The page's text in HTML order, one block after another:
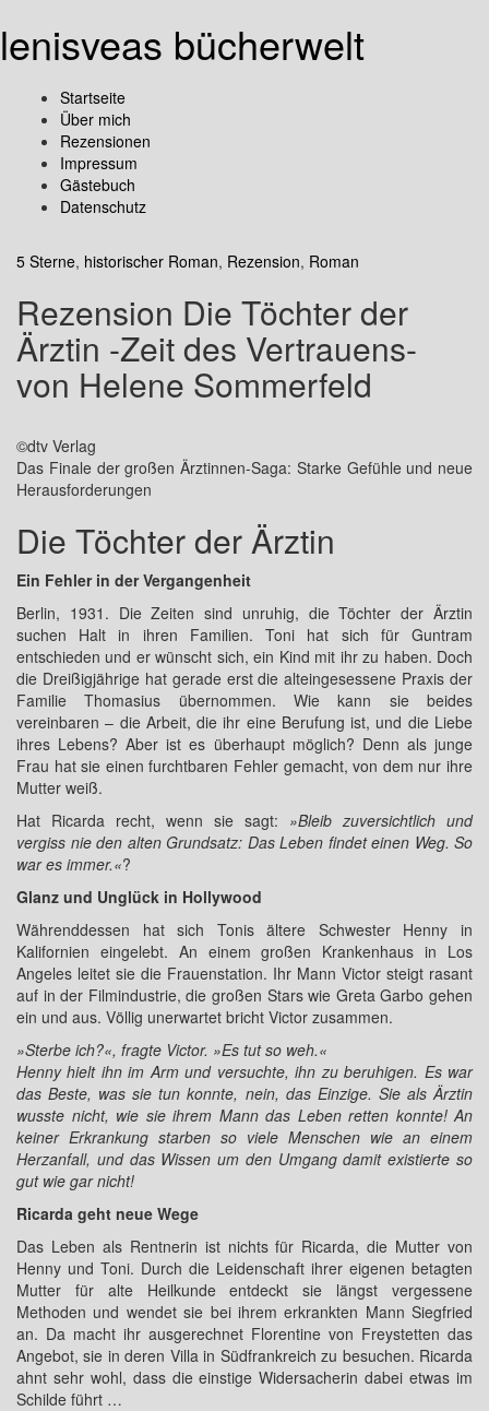
lenisveas bücherwelt
Startseite
Über mich
Rezensionen
Impressum
Gästebuch
Datenschutz
5 Sterne, historischer Roman, Rezension, Roman
Rezension Die Töchter der
Ärztin -Zeit des Vertrauens-
von Helene Sommerfeld
©dtv Verlag
Das Finale der großen Ärztinnen-Saga: Starke Gefühle und neue
Herausforderungen
Die Töchter der Ärztin
Ein Fehler in der Vergangenheit
Berlin, 1931. Die Zeiten sind unruhig, die Töchter der Ärztin
suchen Halt in ihren Familien. Toni hat sich für Guntram
entschieden und er wünscht sich, ein Kind mit ihr zu haben. Doch
die Dreißigjährige hat gerade erst die alteingesessene Praxis der
Familie Thomasius übernommen. Wie kann sie beides
vereinbaren – die Arbeit, die ihr eine Berufung ist, und die Liebe
ihres Lebens? Aber ist es überhaupt möglich? Denn als junge
Frau hat sie einen furchtbaren Fehler gemacht, von dem nur ihre
Mutter weiß.
Hat Ricarda recht, wenn sie sagt: »Bleib zuversichtlich und
vergiss nie den alten Grundsatz: Das Leben findet einen Weg. So
war es immer.«?
Glanz und Unglück in Hollywood
Währenddessen hat sich Tonis ältere Schwester Henny in
Kalifornien eingelebt. An einem großen Krankenhaus in Los
Angeles leitet sie die Frauenstation. Ihr Mann Victor steigt rasant
auf in der Filmindustrie, die großen Stars wie Greta Garbo gehen
ein und aus. Völlig unerwartet bricht Victor zusammen.
»Sterbe ich?«, fragte Victor. »Es tut so weh.«
Henny hielt ihn im Arm und versuchte, ihn zu beruhigen. Es war
das Beste, was sie tun konnte, nein, das Einzige. Sie als Ärztin
wusste nicht, wie sie ihrem Mann das Leben retten konnte! An
keiner Erkrankung starben so viele Menschen wie an einem
Herzanfall, und das Wissen um den Umgang damit existierte so
gut wie gar nicht!
Ricarda geht neue Wege
Das Leben als Rentnerin ist nichts für Ricarda, die Mutter von
Henny und Toni. Durch die Leidenschaft ihrer eigenen betagten
Mutter für alte Heilkunde entdeckt sie längst vergessene
Methoden und wendet sie bei ihrem erkrankten Mann Siegfried
an. Da macht ihr ausgerechnet Florentine von Freystetten das
Angebot, sie in deren Villa in Südfrankreich zu besuchen. Ricarda
ahnt sehr wohl, dass die einstige Widersacherin dabei etwas im
Schilde führt …